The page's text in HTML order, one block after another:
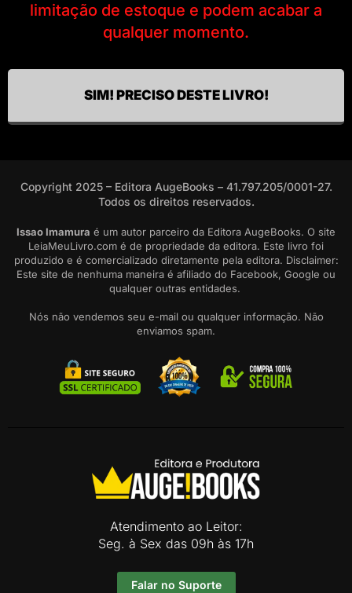
limitação de estoque e podem acabar a
qualquer momento.
SIM! PRECISO DESTE LIVRO!
Copyright 2025 – Editora AugeBooks – 41.797.205/0001-27.
Todos os direitos reservados.
Issao Imamura é um autor parceiro da Editora AugeBooks. O site
LeiaMeuLivro.com é de propriedade da editora. Este livro foi
produzido e é comercializado diretamente pela editora. Disclaimer:
Este site de nenhuma maneira é afiliado do Facebook, Google ou
qualquer outras entidades.
Nós não vendemos seu e-mail ou qualquer informação. Não
enviamos spam.
Atendimento ao Leitor:
Seg. à Sex das 09h às 17h
Falar no Suporte